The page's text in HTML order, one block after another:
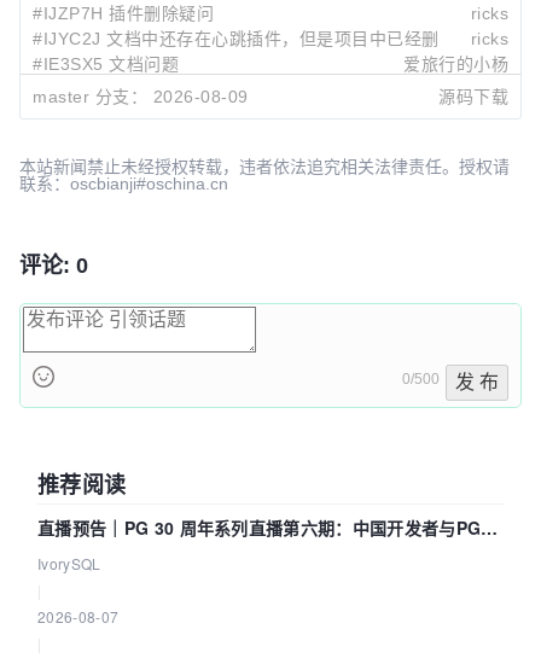
#IJZP7H 插件删除疑问
ricks
#IJYC2J 文档中还存在心跳插件，但是项目中已经删掉了ricks
#IE3SX5 文档问题
爱旅行的小杨
#IDFR3T writebufer 使用synchronized 风险问题
ricks
a25a39b8 modify readme luyao 2026-08-09 10:00
46cef338
modify readme
master 分支： 2026-08-09 源码下载
本站新闻禁止未经授权转载，违者依法追究相关法律责任。授权请
联系：oscbianji#oschina.cn
评论: 0
0/500 发 布
推荐阅读
直播预告｜PG 30 周年系列直播第六期：中国开发者与PG内
核——我们改得动吗？我们贡献了什么？
IvorySQL
2026-08-07